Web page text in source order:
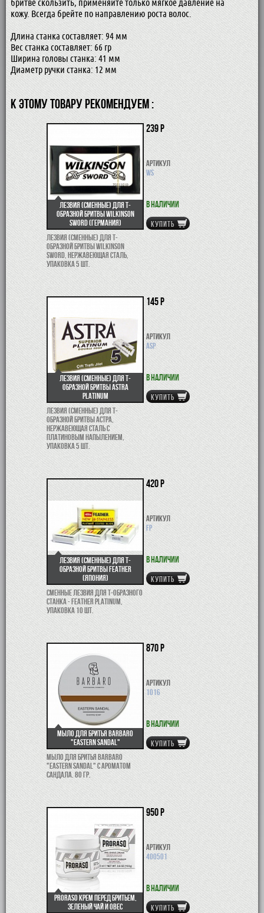
бритве скользить, применяйте только мягкое давление на
кожу. Всегда брейте по направлению роста волос.
Длина станка составляет: 94 мм
Вес станка составляет: 66 гр
Ширина головы станка: 41 мм
Диаметр ручки станка: 12 мм
К ЭТОМУ ТОВАРУ РЕКОМЕНДУЕМ :
Лезвия (сменные) для Т-
образной бритвы Wilkinson
Sword (Германия)
Лезвия (сменные) для Т-
образной бритвы Wilkinson
Sword, нержавеющая сталь,
упаковка 5 шт.
239 р
Артикул
WS
В наличии
КУПИТЬ
Лезвия (сменные) для Т-
образной бритвы Astra
Platinum
Лезвия (сменные) для Т-
образной бритвы Астра,
нержавеющая сталь с
платиновым напылением,
упаковка 5 шт.
145 р
Артикул
ASP
В наличии
КУПИТЬ
Лезвия (сменные) для Т-
образной бритвы Feather
(Япония)
Сменные лезвия для Т-образного
станка - Feather Platinum,
упаковка 10 шт.
420 р
Артикул
FP
В наличии
КУПИТЬ
Мыло для бритья Barbaro
"Eastern sandal"
Мыло для бритья Barbaro
"Eastern sandal" с ароматом
сандала. 80 гр.
870 р
Артикул
1016
В наличии
КУПИТЬ
Proraso крем перед бритьем,
зеленый чай и овес
950 р
Артикул
400501
В наличии
КУПИТЬ